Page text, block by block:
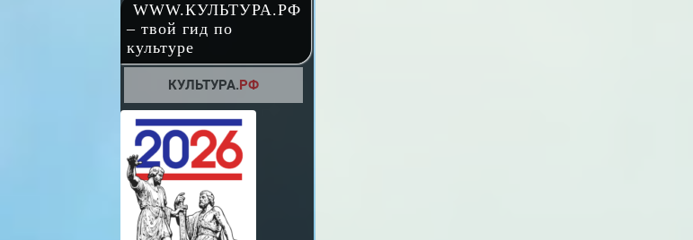
WWW.КУЛЬТУРА.РФ
– твой гид по
культуре